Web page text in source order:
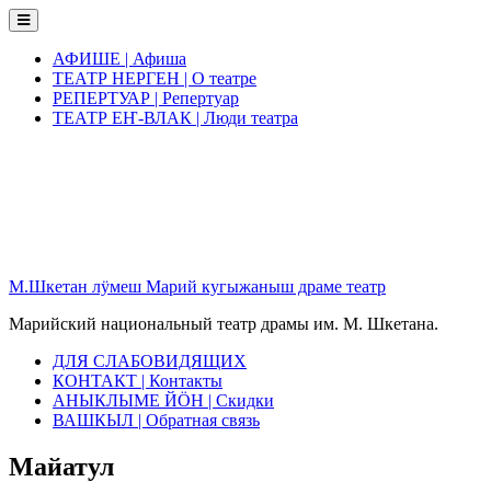
Skip
to
contentАФИШЕ | Афиша
ТЕАТР НЕРГЕН | О театре
РЕПЕРТУАР | Репертуар
ТЕАТР ЕҤ-ВЛАК | Люди театра
М.Шкетан лӱмеш Марий кугыжаныш драме театр
Марийский национальный театр драмы им. М. Шкетана.
ДЛЯ СЛАБОВИДЯЩИХ
КОНТАКТ | Контакты
АНЫКЛЫМЕ ЙӦН | Скидки
ВАШКЫЛ | Обратная связь
Майатул